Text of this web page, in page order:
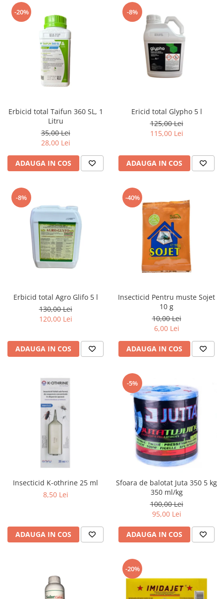
-20%
Erbicid total Taifun 360 SL, 1
Litru
35,00 Lei
28,00 Lei
ADAUGA IN COS
-8%
Ericid total Glypho 5 l
125,00 Lei
115,00 Lei
ADAUGA IN COS
-8%
Erbicid total Agro Glifo 5 l
130,00 Lei
120,00 Lei
ADAUGA IN COS
-40%
Insecticid Pentru muste Sojet
10 g
10,00 Lei
6,00 Lei
ADAUGA IN COS
Insecticid K-othrine 25 ml
8,50 Lei
ADAUGA IN COS
-5%
Sfoara de balotat Juta 350 5 kg
350 ml/kg
100,00 Lei
95,00 Lei
ADAUGA IN COS
-20%